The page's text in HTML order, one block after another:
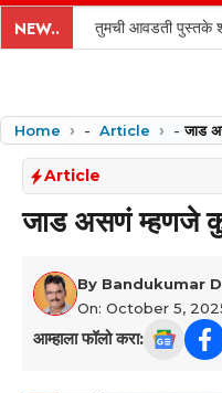
content
NEW.. तुमची आवडती पुस्तके
Home - Article -जाड
Article
जाड असणं म्हणजे
By Bandukumar
On: October 5,
आम्हाला फॉलो करा: